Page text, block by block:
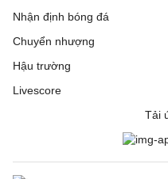
Nhận định bóng đá
Chuyển nhượng
Hậu trường
Livescore
Tải